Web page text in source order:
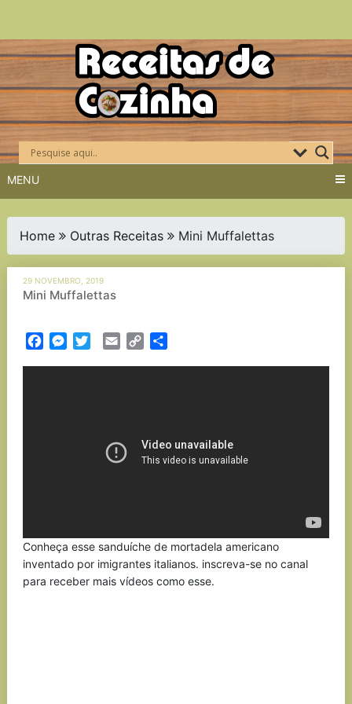
Skip
to
content
MENU
Home Outras Receitas Mini Muffalettas
29 NOVEMBRO, 2019
Mini Muffalettas
FacebookMessenger
TwitterEmail Copy
Conheça esse sanduíche de mortadela americano
inventado por imigrantes italianos. inscreva-se no canal
para receber mais vídeos como esse.